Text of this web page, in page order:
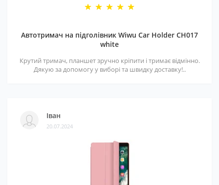
Автотримач на підголівник Wiwu Car Holder CH017
white
Крутий тримач, планшет зручно кріпити і тримає відмінно.
Дякую за допомогу у виборі та швидку доставку!..
Іван
20.07.2024